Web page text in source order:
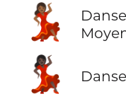
💃🏾
💃🏿